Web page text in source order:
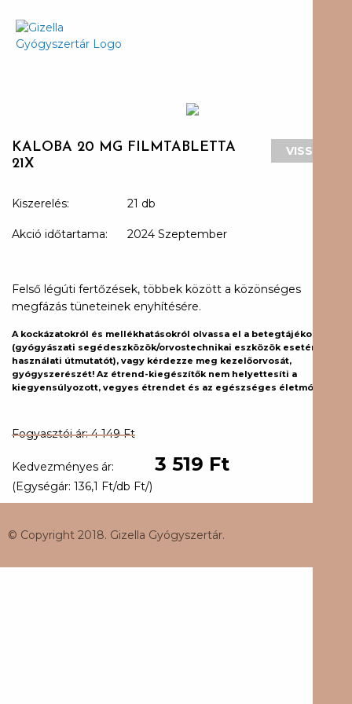
KALOBA 20 MG FILMTABLETTA
21X
VISSZA
Kiszerelés: 21 db
Akció időtartama: 2024 Szeptember
Fogyasztói ár: 4 149 Ft
Kedvezményes ár: 3 519 Ft
(Egységár: 136,1 Ft/db Ft/)
Felső légúti fertőzések, többek között a közönséges
megfázás tüneteinek enyhítésére.
A kockázatokról és mellékhatásokról olvassa el a betegtájékoztatót
(gyógyászati segédeszközök/orvostechnikai eszközök esetén a
használati útmutatót), vagy kérdezze meg kezelőorvosát,
gyógyszerészét! Az étrend-kiegészítők nem helyettesíti a
kiegyensúlyozott, vegyes étrendet és az egészséges életmódot.
© Copyright 2018. Gizella Gyógyszertár.